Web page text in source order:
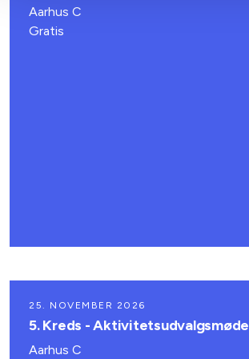
Aarhus C
Gratis
25. NOVEMBER 2026
5. Kreds - Aktivitetsudvalgsmøde
Aarhus C